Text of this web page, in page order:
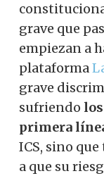
grave que
empiezan a
plataforma
grave
sufriendo
primera
ICS, sino
a que su